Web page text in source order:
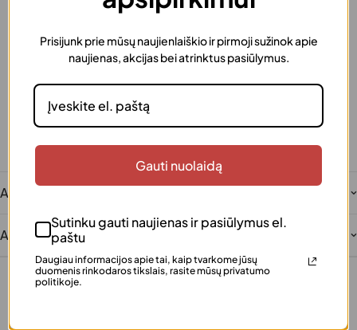
Greitas pristatymas
Dovanos pakavimas
Šią prekę galima supakuoti kaip dovaną
Saugus atsiskaitymas
Klientų įvertinta
Šimtai patenkintų klientų
Aprašymas
Atsiliepimai
Prisijunk prie mūsų naujienlaiškio ir pirmoji sužinok apie
naujienas, akcijas bei atrinktus pasiūlymus.
Gauti nuolaidą
Sutinku gauti naujienas ir pasiūlymus el.
paštu
Daugiau informacijos apie tai, kaip tvarkome jūsų
duomenis rinkodaros tikslais, rasite mūsų privatumo
politikoje.